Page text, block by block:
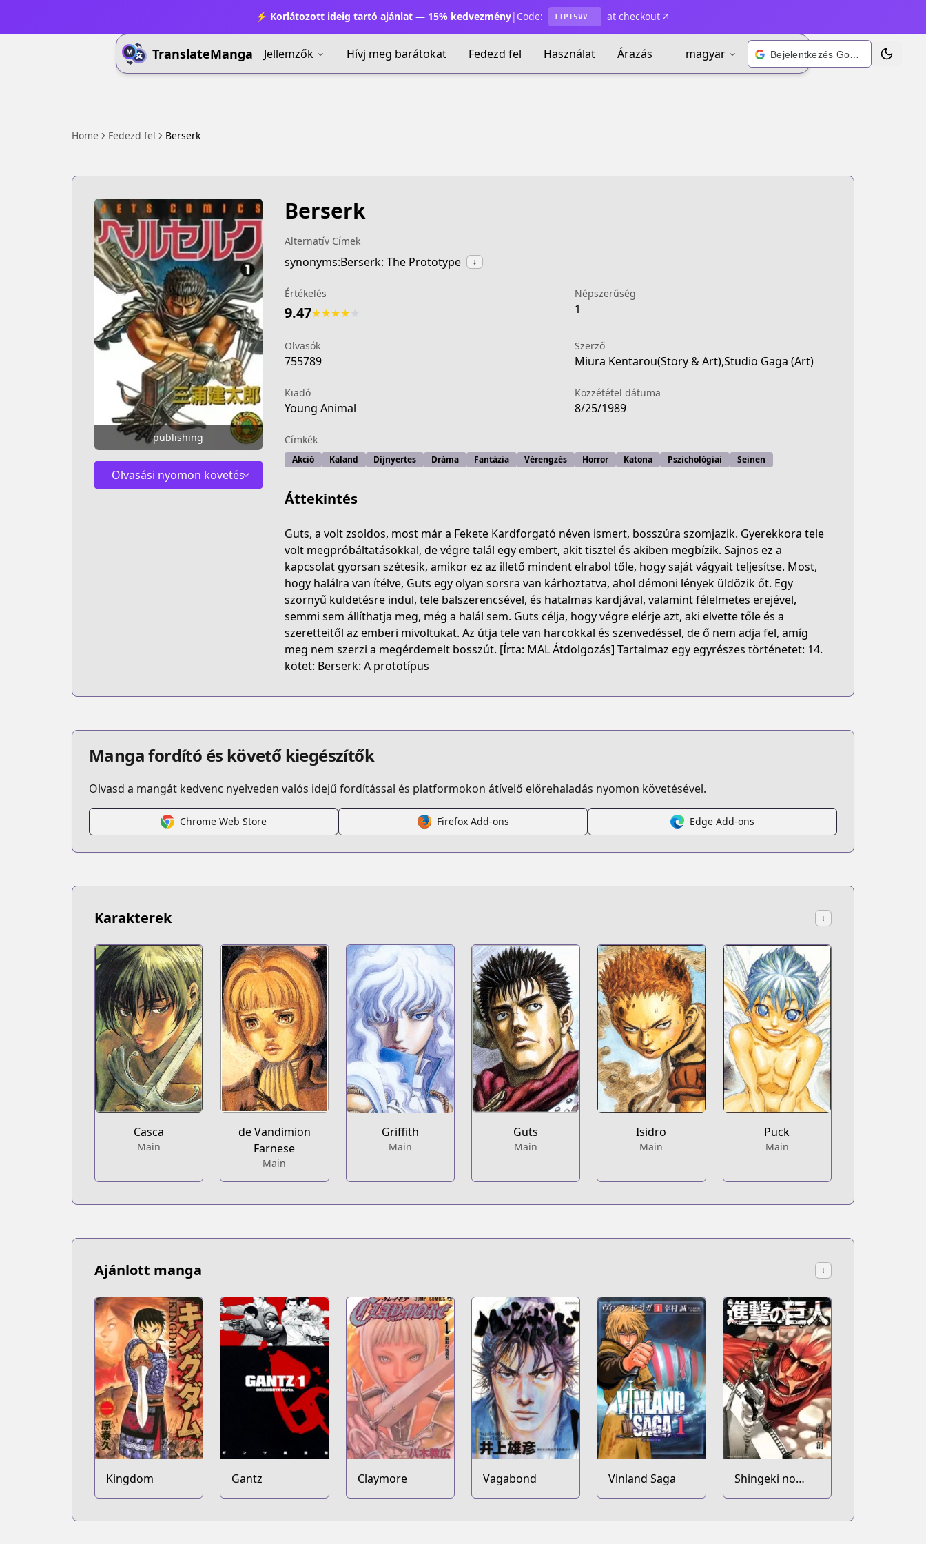
⚡ Korlátozott ideig tartó ajánlat — 15% kedvezmény| Code: T1P15VV at checkout
TranslateManga Jellemzők Hívj meg barátokat Fedezd fel Használat Árazás magyar Téma
Home Fedezd fel Berserk
publishing
Olvasási nyomon követés
Berserk
Alternatív Címek
synonyms:Berserk: The Prototype ↓
Értékelés
9.47★★★★
Népszerűség
1
Olvasók
755789
Szerző
Miura Kentarou(Story & Art),Studio Gaga (Art)
Kiadó
Young Animal
Közzététel dátuma
8/25/1989
Címkék
Akció Kaland Díjnyertes Dráma Fantázia Vérengzés Horror Katona Pszichológiai Seinen
Áttekintés
Guts, a volt zsoldos, most már a Fekete Kardforgató néven ismert, bosszúra szomjazik. Gyerekkora tele
volt megpróbáltatásokkal, de végre talál egy embert, akit tisztel és akiben megbízik. Sajnos ez a
kapcsolat gyorsan szétesik, amikor ez az illető mindent elrabol tőle, hogy saját vágyait teljesítse. Most,
hogy halálra van ítélve, Guts egy olyan sorsra van kárhoztatva, ahol démoni lények üldözik őt. Egy
szörnyű küldetésre indul, tele balszerencsével, és hatalmas kardjával, valamint félelmetes erejével,
semmi sem állíthatja meg, még a halál sem. Guts célja, hogy végre elérje azt, aki elvette tőle és a
szeretteitől az emberi mivoltukat. Az útja tele van harcokkal és szenvedéssel, de ő nem adja fel, amíg
meg nem szerzi a megérdemelt bosszút. [Írta: MAL Átdolgozás] Tartalmaz egy egyrészes történetet: 14.
kötet: Berserk: A prototípus
Manga fordító és követő kiegészítők
Olvasd a mangát kedvenc nyelveden valós idejű fordítással és platformokon átívelő előrehaladás nyomon követésével.
Chrome Web Store Firefox Add-ons Edge Add-ons
Karakterek ↓
Casca
Main
de Vandimion
Farnese
Main
Griffith
Main
Guts
Main
Isidro
Main
Puck
Main
Ajánlott manga ↓
Kingdom Gantz Claymore Vagabond Vinland Saga
Shingeki no
Kyojin